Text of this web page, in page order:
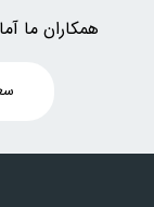
همکاران ما